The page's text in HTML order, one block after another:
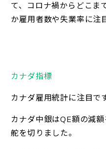
て、コロナ禍からどこま
か雇用者数や失業率に注
カナダ指標
カナダ雇用統計に注目です
カナダ中銀はQE額の減
舵を切りました。